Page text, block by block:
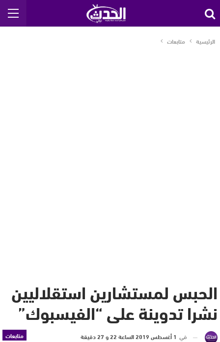
الرئيسية متابعات
الحبس لمستشارين استقلاليين
نشرا تدوينة على “الفيسبوك”
متابعات في 1 أغسطس 2019 الساعة 22 و 27 دقيقة